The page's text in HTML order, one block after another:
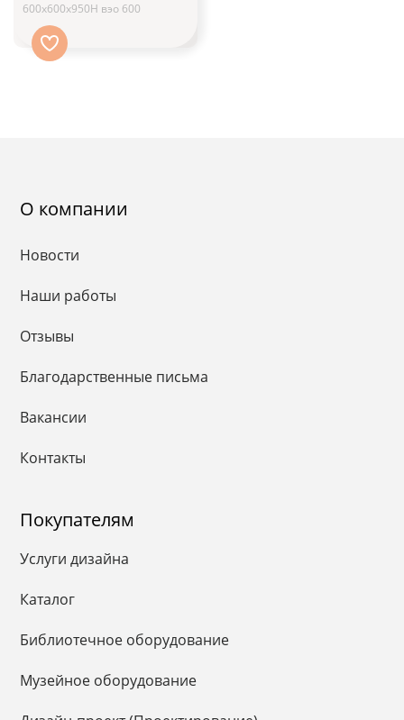
600x600x950H вэо 600
О компании
Новости
Наши работы
Отзывы
Благодарственные письма
Вакансии
Контакты
Покупателям
Услуги дизайна
Каталог
Библиотечное оборудование
Музейное оборудование